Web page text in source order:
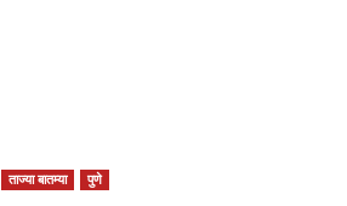
ताज्या बातम्या पुणे